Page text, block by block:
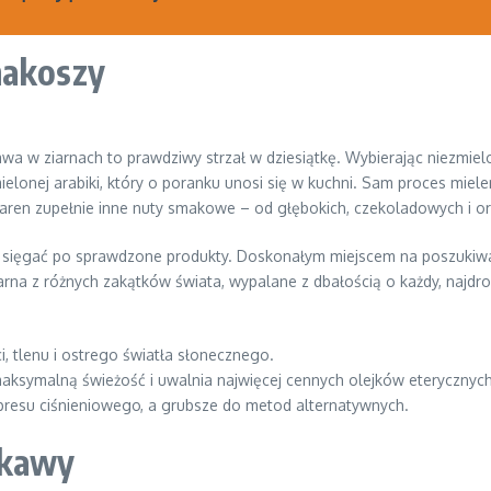
w ziarnach to prawdziwy strzał w dziesiątkę. Wybierając
arabiki, który o poranku unosi się w kuchni. Sam proces
zupełnie inne nuty smakowe – od głębokich, czekoladowych i
po sprawdzone produkty. Doskonałym miejscem na
z różnych zakątków świata, wypalane z dbałością o każdy,
tlenu i ostrego światła słonecznego.
świeżość i uwalnia najwięcej cennych olejków
ciśnieniowego, a grubsze do metod alternatywnych.